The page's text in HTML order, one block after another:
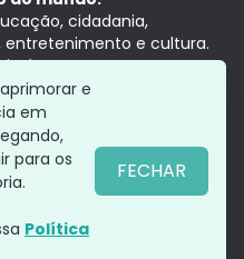
cidadania,
entretenimento e cultura.
é no tempo presente,
Aratu.
e
em
para os
Política
FECHAR